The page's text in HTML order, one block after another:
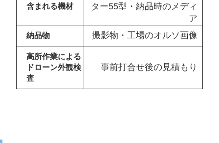
含まれる機材
ター55型・納品時のメディ
ア
納品物 撮影物・工場のオルソ画像
高所作業による
ドローン外観検
査
事前打合せ後の見積もり